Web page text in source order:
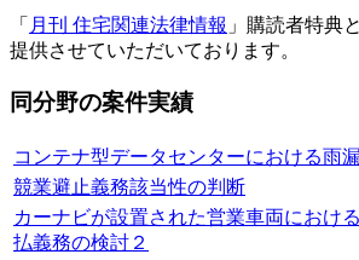
「 月刊 住宅関連法律情報 」購読者特典
提供させていただいております。
同分野の案件実績
コンテナ型データセンターにおける雨
競業避止義務該当性の判断
カーナビが設置された営業車両におけ
払義務の検討２